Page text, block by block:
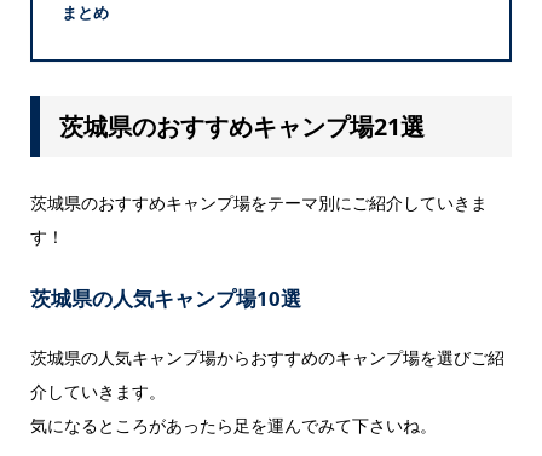
まとめ
茨城県のおすすめキャンプ場21選
茨城県のおすすめキャンプ場をテーマ別にご紹介していきま
す！
茨城県の人気キャンプ場10選
茨城県の人気キャンプ場からおすすめのキャンプ場を選びご紹
介していきます。
気になるところがあったら足を運んでみて下さいね。